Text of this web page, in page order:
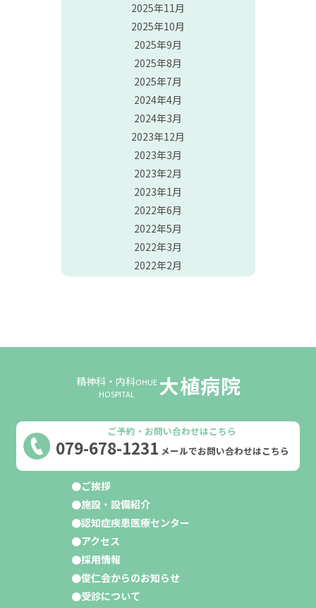
2025年11月
2025年10月
2025年9月
2025年8月
2025年7月
2024年4月
2024年3月
2023年12月
2023年3月
2023年2月
2023年1月
2022年6月
2022年5月
2022年3月
2022年2月
精神科・内科OHUE
HOSPITAL
大植病院
ご予約・お問い合わせはこちら
079-678-1231 メールでお問い合わせはこちら
ご挨拶
施設・設備紹介
認知症疾患医療センター
アクセス
採用情報
俊仁会からのお知らせ
受診について